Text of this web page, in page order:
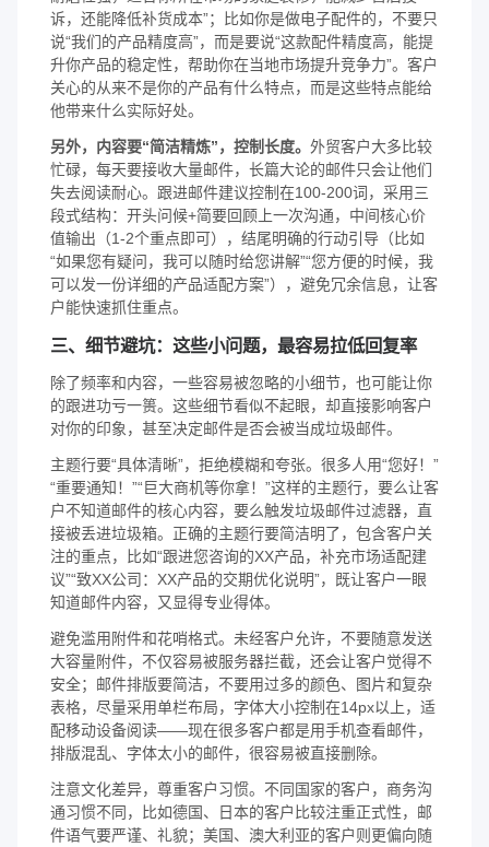
诉，还能降低补货成本”；比如你是做电子配件的，不要只
说“我们的产品精度高”，而是要说“这款配件精度高，能提
升你产品的稳定性，帮助你在当地市场提升竞争力”。客户
关心的从来不是你的产品有什么特点，而是这些特点能给
他带来什么实际好处。
另外，内容要“简洁精炼”，控制长度。 外贸客户大多比较
忙碌，每天要接收大量邮件，长篇大论的邮件只会让他们
失去阅读耐心。跟进邮件建议控制在100-200词，采用三
段式结构：开头问候+简要回顾上一次沟通，中间核心价
值输出（1-2个重点即可），结尾明确的行动引导（比如
“如果您有疑问，我可以随时给您讲解”“您方便的时候，我
可以发一份详细的产品适配方案”），避免冗余信息，让客
户能快速抓住重点。
三、细节避坑：这些小问题，最容易拉低回复率
除了频率和内容，一些容易被忽略的小细节，也可能让你
的跟进功亏一篑。这些细节看似不起眼，却直接影响客户
对你的印象，甚至决定邮件是否会被当成垃圾邮件。
主题行要“具体清晰”，拒绝模糊和夸张。很多人用“您好！”
“重要通知！”“巨大商机等你拿！”这样的主题行，要么让客
户不知道邮件的核心内容，要么触发垃圾邮件过滤器，直
接被丢进垃圾箱。正确的主题行要简洁明了，包含客户关
注的重点，比如“跟进您咨询的XX产品，补充市场适配建
议”“致XX公司：XX产品的交期优化说明”，既让客户一眼
知道邮件内容，又显得专业得体。
避免滥用附件和花哨格式。未经客户允许，不要随意发送
大容量附件，不仅容易被服务器拦截，还会让客户觉得不
安全；邮件排版要简洁，不要用过多的颜色、图片和复杂
表格，尽量采用单栏布局，字体大小控制在14px以上，适
配移动设备阅读——现在很多客户都是用手机查看邮件，
排版混乱、字体太小的邮件，很容易被直接删除。
注意文化差异，尊重客户习惯。不同国家的客户，商务沟
通习惯不同，比如德国、日本的客户比较注重正式性，邮
件语气要严谨、礼貌；美国、澳大利亚的客户则更偏向随